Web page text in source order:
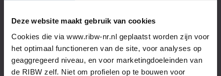
Deze website maakt gebruik van cookies
Cookies die via www.ribw-nr.nl geplaatst worden zijn voor
het optimaal functioneren van de site, voor analyses op
geaggregeerd niveau, en voor marketingdoeleinden van
de RIBW zelf. Niet om profielen op te bouwen voor
vind je welke stappen een cliënt
kan zetten om zich aan te melden voor onze
begeleiding.